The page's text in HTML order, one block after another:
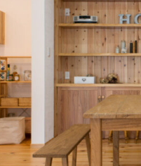
談
0478-
9:00-